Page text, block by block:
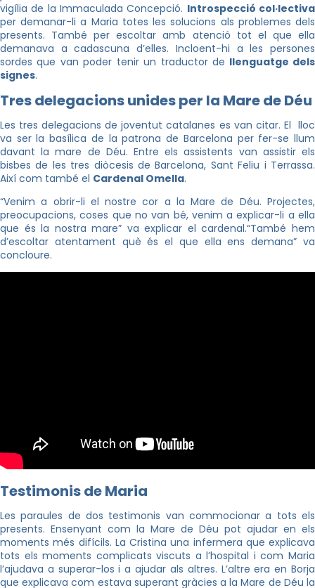
vigília de la Immaculada Concepció. Introspecció col·lectiva
per demanar-li a Maria totes les solucions als problemes dels
presents. També per escoltar amb atenció tot el que ella
demanava a cadascuna d’elles. Incloent-hi a les persones
sordes que van poder tenir un traductor de llenguatge dels
signes.
Tres delegacions unides per la Mare de Déu
Les tres delegacions de joventut catalanes es van citar. El lloc
va ser la basílica de la patrona de Barcelona per fer-se llum
davant la mare de Déu. Entre els assistents van assistir els
bisbes de les tres diòcesis de Barcelona, Sant Feliu i Terrassa.
Així com també el Cardenal Omella.
“Venim a obrir-li el nostre cor a la Mare de Déu. Projectes,
preocupacions, coses que no van bé, venim a explicar-li a ella
que és la nostra mare” va explicar el cardenal.“També hem
d’escoltar atentament què és el que ella ens demana” va
concloure.
Testimonis de Maria
Les paraules de dos testimonis van commocionar a tots els
presents. Ensenyant com la Mare de Déu pot ajudar en els
moments més difícils. La Cristina una infermera que explicava
tots els moments complicats viscuts a l’hospital i com Maria
l’ajudava a superar-los i a ajudar als altres. L’altre era en Borja
que explicava com estava superant gràcies a la Mare de Déu la